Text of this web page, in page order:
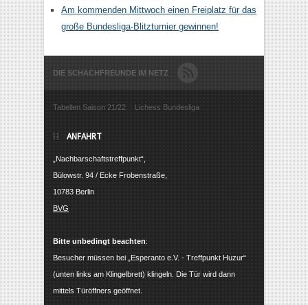
Am kommenden Mittwoch einen Freiplatz für das
große Bundesliga-Blitzturnier gewinnen!
DIE SCHACHFREUNDE IM NETZ
Tabellen Saison 21/22 Lichess Bundesliga
ANFAHRT
„Nachbarschaftstreffpunkt“,
Bülowstr. 94 / Ecke Frobenstraße,
10783 Berlin
BVG
Bitte unbedingt beachten:
Besucher müssen bei „Esperanto e.V. - Treffpunkt Huzur“
(unten links am Klingelbrett) klingeln. Die Tür wird dann
mittels Türöffners geöffnet.